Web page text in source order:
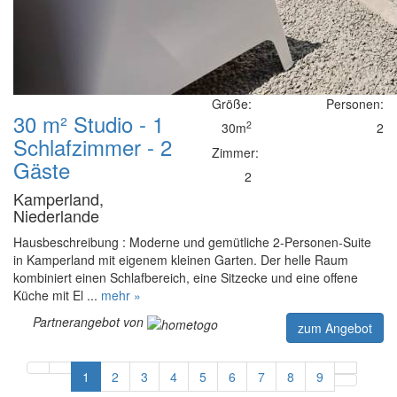
30 m² Studio - 1
Schlafzimmer - 2
Gäste
Kamperland,
Niederlande
Größe:
30m2
Zimmer:
2
Personen:
2
Hausbeschreibung : Moderne und gemütliche 2-Personen-Suite
in Kamperland mit eigenem kleinen Garten. Der helle Raum
kombiniert einen Schlafbereich, eine Sitzecke und eine offene
Küche mit El ... mehr »
Partnerangebot von
zum Angebot
1 2 3 4 5 6 7 8 9